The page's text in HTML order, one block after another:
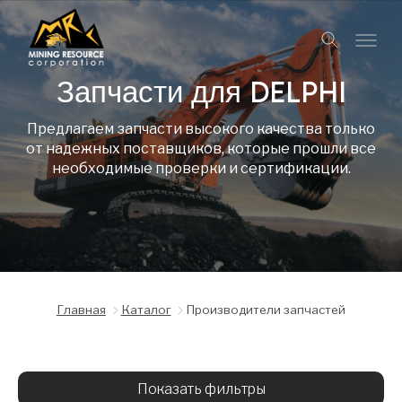
Запчасти для DELPHI
Предлагаем запчасти высокого качества только
от надежных поставщиков, которые прошли все
необходимые проверки и сертификации.
Главная Каталог Производители запчастей
Показать фильтры